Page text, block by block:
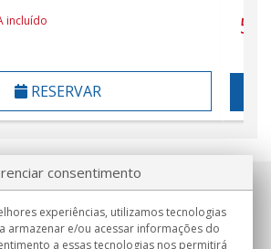
incluído
RESERVAR
consentimento
experiências, utilizamos tecnologias
armazenar e/ou acessar informações do
a essas tecnologias nos permitirá